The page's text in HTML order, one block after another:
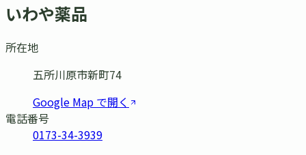
いわや薬品
所在地
五所川原市新町74
Google Map で開く
電話番号
0173-34-3939